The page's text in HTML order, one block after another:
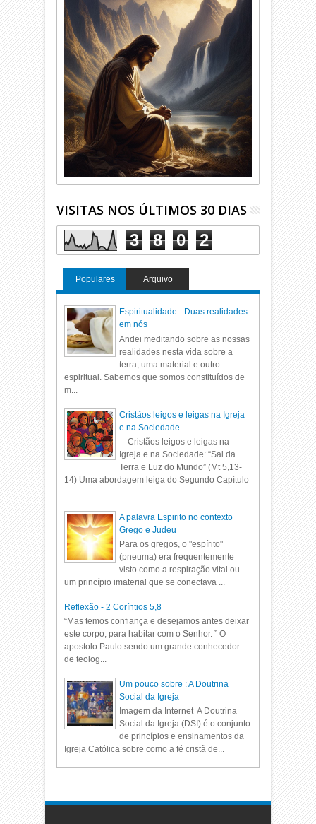
VISITAS NOS ÚLTIMOS 30 DIAS
3 8 0 2
Populares Arquivo
Espiritualidade - Duas realidades
em nós
Andei meditando sobre as nossas
realidades nesta vida sobre a
terra, uma material e outro
espiritual. Sabemos que somos constituídos de
m...
Cristãos leigos e leigas na Igreja
e na Sociedade
Cristãos leigos e leigas na
Igreja e na Sociedade: “Sal da
Terra e Luz do Mundo” (Mt 5,13-
14) Uma abordagem leiga do Segundo Capítulo
...
A palavra Espirito no contexto
Grego e Judeu
Para os gregos, o "espírito"
(pneuma) era frequentemente
visto como a respiração vital ou
um princípio imaterial que se conectava ...
Reflexão - 2 Coríntios 5,8
“Mas temos confiança e desejamos antes deixar
este corpo, para habitar com o Senhor. ” O
apostolo Paulo sendo um grande conhecedor
de teolog...
Um pouco sobre : A Doutrina
Social da Igreja
Imagem da Internet A Doutrina
Social da Igreja (DSI) é o conjunto
de princípios e ensinamentos da
Igreja Católica sobre como a fé cristã de...